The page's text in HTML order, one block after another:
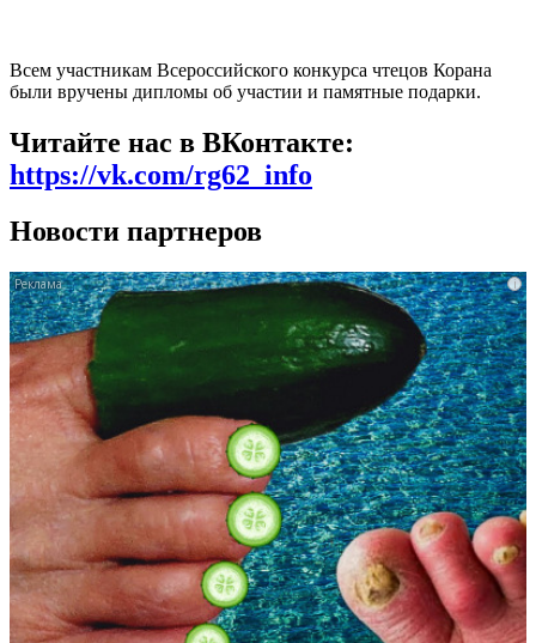
Всем участникам Всероссийского конкурса чтецов Корана
были вручены дипломы об участии и памятные подарки.
Читайте нас в ВКонтакте:
https://vk.com/rg62_info
Новости партнеров
i